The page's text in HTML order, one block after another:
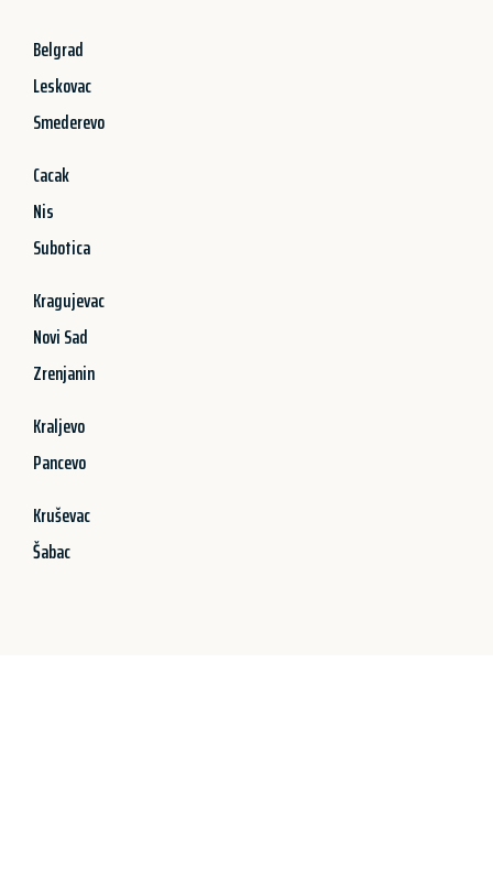
Belgrad
Leskovac
Smederevo
Cacak
Nis
Subotica
Kragujevac
Novi Sad
Zrenjanin
Kraljevo
Pancevo
Kruševac
Šabac